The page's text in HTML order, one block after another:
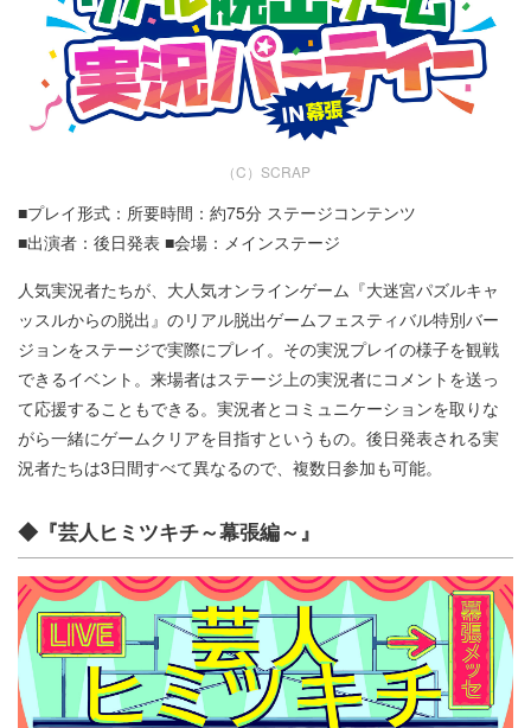
（C）SCRAP
■プレイ形式：所要時間：約75分 ステージコンテンツ
■出演者：後日発表 ■会場：メインステージ
人気実況者たちが、大人気オンラインゲーム『大迷宮パズルキャ
ッスルからの脱出』のリアル脱出ゲームフェスティバル特別バー
ジョンをステージで実際にプレイ。その実況プレイの様子を観戦
できるイベント。来場者はステージ上の実況者にコメントを送っ
て応援することもできる。実況者とコミュニケーションを取りな
がら一緒にゲームクリアを目指すというもの。後日発表される実
況者たちは3日間すべて異なるので、複数日参加も可能。​​
◆『芸人ヒミツキチ～幕張編～』